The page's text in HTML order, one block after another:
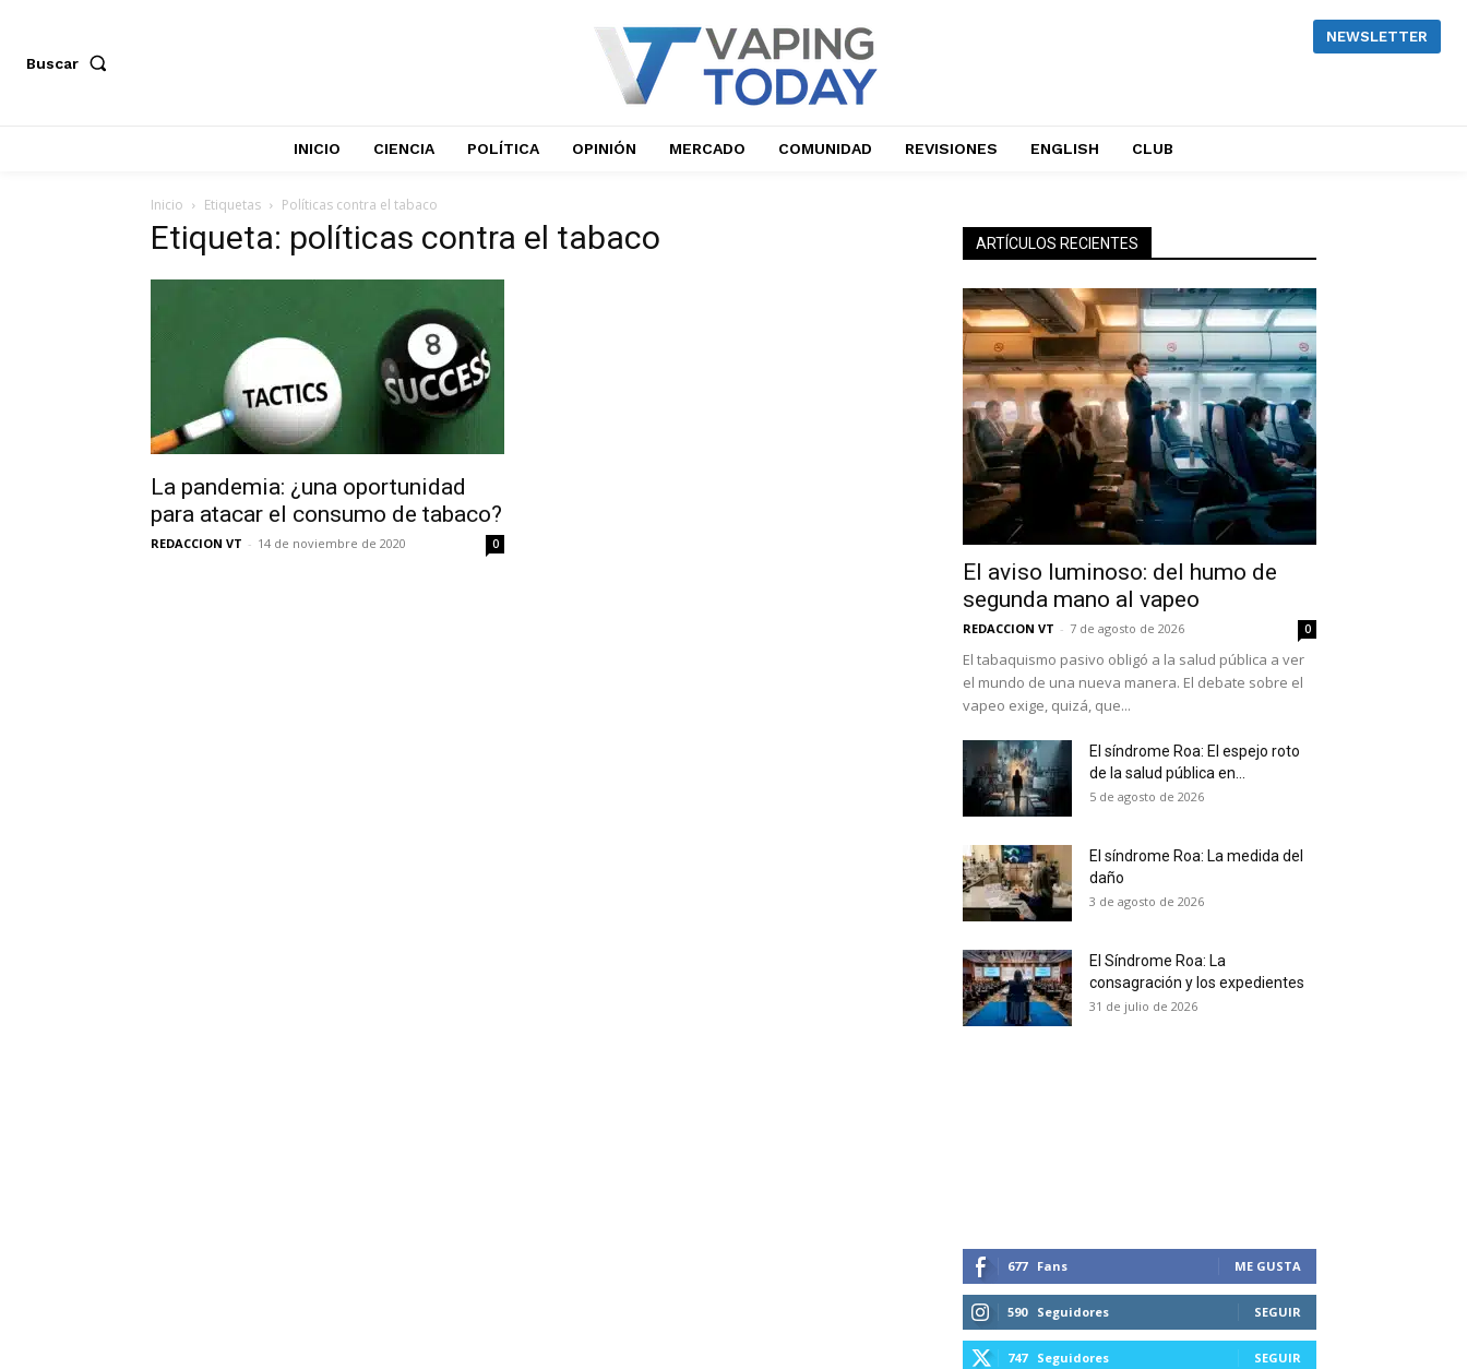
No te pierdas de las últimas
Suscríbete a nuestro boletín diario y recibe todas las
noticias del vapeo y la reducción de daños en tu correo
Subscribe to our daily clipping and receive all the news
of vaping and tobacco harm reduction in your email.
Buscar
NEWSLETTER
INICIO CIENCIA POLÍTICA OPINIÓN MERCADO COMUNIDAD REVISIONES ENGLISH CLUB
Inicio Etiquetas Políticas contra el tabaco
Etiqueta: políticas contra el tabaco
La pandemia: ¿una oportunidad
para atacar el consumo de tabaco?
REDACCION VT - 14 de noviembre de 2020 0
ARTÍCULOS RECIENTES
El aviso luminoso: del humo de
segunda mano al vapeo
REDACCION VT - 7 de agosto de 2026 0
El tabaquismo pasivo obligó a la salud pública a ver
el mundo de una nueva manera. El debate sobre el
vapeo exige, quizá, que...
El síndrome Roa: El espejo roto
de la salud pública en...
5 de agosto de 2026
El síndrome Roa: La medida del
daño
3 de agosto de 2026
El Síndrome Roa: La
consagración y los expedientes
31 de julio de 2026
677 Fans ME GUSTA
590 Seguidores SEGUIR
747 Seguidores SEGUIR